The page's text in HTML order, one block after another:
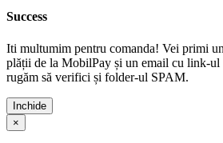
Success
Iti multumim pentru comanda! Vei primi
plății de la MobilPay și un email cu link-ul
rugăm să verifici și folder-ul SPAM.
Inchide
×